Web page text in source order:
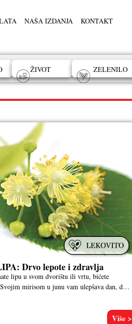
NAŠA IZDANJA KONTAKT
ŽIVOT ZELENILO
Drvo lepote i zdravlja
lipu u svom dvorištu ili vrtu, bićete
mirisom u junu vam ulepšava dan, dok
Više >